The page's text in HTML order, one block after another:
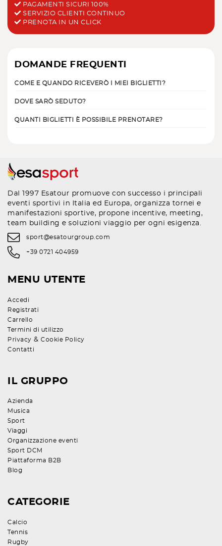
PAGAMENTI SICURI 100%
SERVIZIO CLIENTI CONTINUO
PRENOTA IN UN CLICK
DOMANDE FREQUENTI
COME E QUANDO RICEVERÒ I MIEI BIGLIETTI?
DOVE SARÒ SEDUTO?
QUANTI BIGLIETTI È POSSIBILE PRENOTARE?
Dal 1997 Esatour promuove con successo i principali
eventi sportivi in Italia ed Europa, organizza tornei e
manifestazioni sportive, propone incentive, meeting,
team building e soluzioni viaggio per ogni esigenza.
sport@esatourgroup.com
+39 0721 404959
MENU UTENTE
Accedi
Registrati
Carrello
Termini di utilizzo
Privacy & Cookie Policy
Contatti
IL GRUPPO
Azienda
Musica
Sport
Viaggi
Organizzazione eventi
Sport DCM
Piattaforma B2B
Blog
CATEGORIE
Calcio
Tennis
Rugby